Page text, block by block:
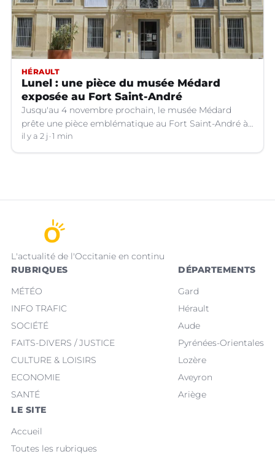
HÉRAULT
Lunel : une pièce du musée Médard
exposée au Fort Saint-André
Jusqu'au 4 novembre prochain, le musée Médard
prête une pièce emblématique au Fort Saint-André à
Villeneuve-lez-Avignon (Gard).
il y a 2 j 1 min
L'actualité de l'Occitanie en continu
RUBRIQUES
MÉTÉO
INFO TRAFIC
SOCIÉTÉ
FAITS-DIVERS / JUSTICE
CULTURE & LOISIRS
ECONOMIE
SANTÉ
DÉPARTEMENTS
Gard
Hérault
Aude
Pyrénées-Orientales
Lozère
Aveyron
Ariège
LE SITE
Accueil
Toutes les rubriques